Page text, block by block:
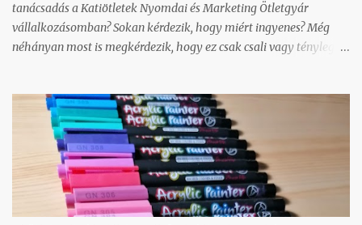
tanácsadás a Katiötletek Nyomdai és Marketing Ötletgyár
vállalkozásomban? Sokan kérdezik, hogy miért ingyenes? Még
néhányan most is megkérdezik, hogy ez csak csali vagy tényleg
tesztelni olvasói szemmel egy-egy online felületedet és tudok
javaslatot tenni, hogy mit módosítsd ahhoz, hogy hatékonyabban
működjön canva képszerkesztő program alap használatát meg
tudjuk nézni és rájössz ezután hogy jé, ez tényleg ilyen egyszerű
általad használt grafikai programban tudlak segíteni, hogy ments
olyan pdf-et, ami a nyomdai céloknak megfelel wordpress és unas
weboldal és webáruház technikai kérdését tudom megválaszolni